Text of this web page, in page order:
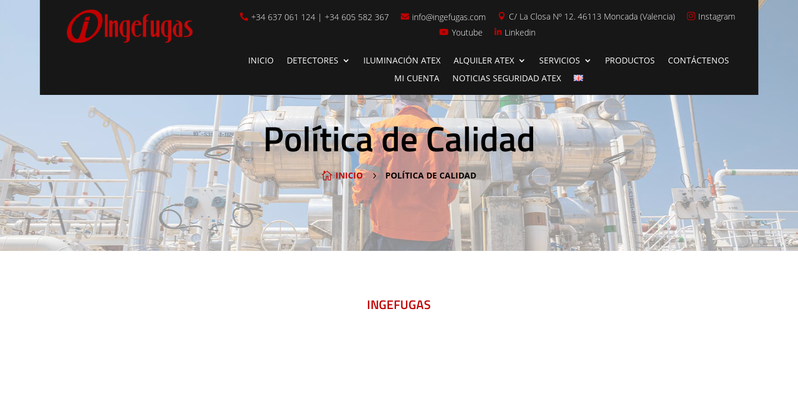
 +34 637 061 124 | +34 605 582 367  info@ingefugas.com  C/ La Closa Nº 12. 46113 Moncada (Valencia)  Instagram
 Youtube  Linkedin
INICIO DETECTORES ILUMINACIÓN ATEX ALQUILER ATEX SERVICIOS PRODUCTOS
CONTÁCTENOS
MI CUENTA
NOTICIAS SEGURIDAD ATEX
Política de Calidad
 INICIO 5 POLÍTICA DE CALIDAD
INGEFUGAS